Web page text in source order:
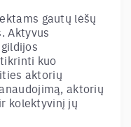
gautų lėšų
Aktyvus
kuo
aktorių
aktorių
kolektyvinį jų